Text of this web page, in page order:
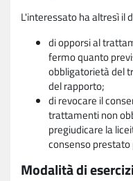
L'interessato ha altresì il
di opporsi al
fermo quanto
obbligatorietà del
del rapporto;
di revocare il
trattamenti non
pregiudicare la
consenso
Modalità di